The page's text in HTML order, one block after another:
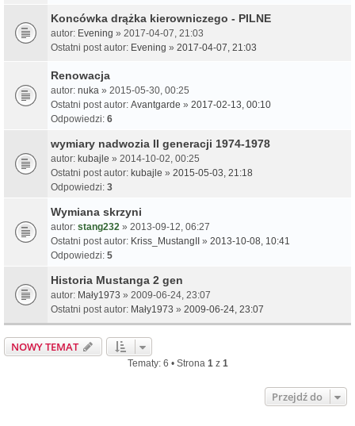
Koncówka drążka kierowniczego - PILNE
autor: Evening » 2017-04-07, 21:03
Ostatni post autor: Evening » 2017-04-07, 21:03
Renowacja
autor: nuka » 2015-05-30, 00:25
Ostatni post autor: Avantgarde » 2017-02-13, 00:10
Odpowiedzi: 6
wymiary nadwozia II generacji 1974-1978
autor: kubajle » 2014-10-02, 00:25
Ostatni post autor: kubajle » 2015-05-03, 21:18
Odpowiedzi: 3
Wymiana skrzyni
autor: stang232 » 2013-09-12, 06:27
Ostatni post autor: Kriss_MustangII » 2013-10-08, 10:41
Odpowiedzi: 5
Historia Mustanga 2 gen
autor: Mały1973 » 2009-06-24, 23:07
Ostatni post autor: Mały1973 » 2009-06-24, 23:07
NOWY TEMAT
Tematy: 6 • Strona 1z 1
Przejdź do